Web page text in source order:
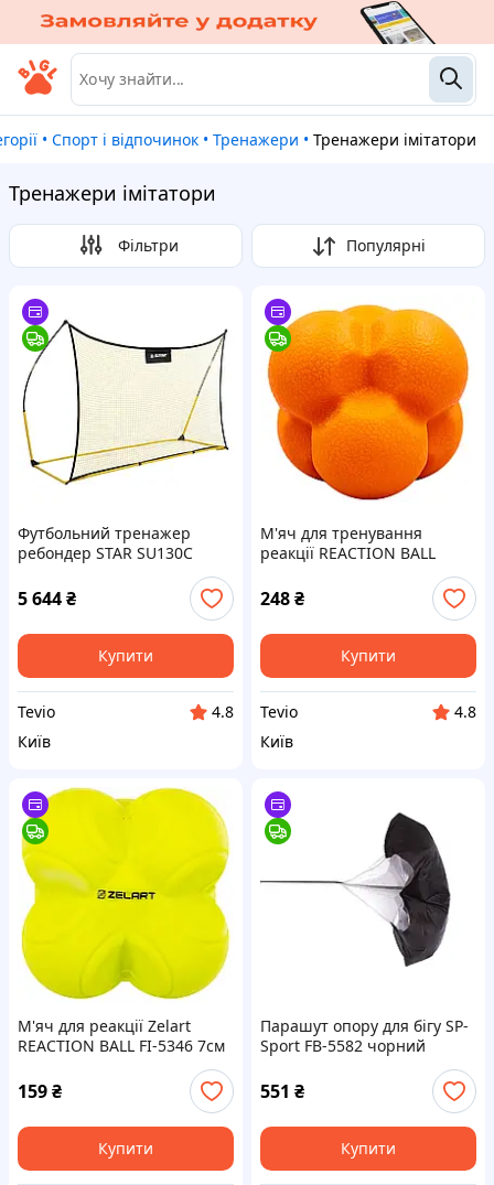
• Спорт і відпочинок • Тренажери • Тренажери імітатори
Тренажери імітатори
Фільтри Популярні
Футбольний тренажер
ребондер STAR SU130C
чорний для відпрацювання
ударів 2,44 х 1,52м
5 644₴
Купити
Tevio
4.8
Київ
М'яч для тренування
реакції REACTION BALL
Zelart FI-8235 оранжевий
для розвитку швидкості
248₴
Купити
Tevio
4.8
Київ
М'яч для реакції Zelart
REACTION BALL FI-5346 7см
Салатовий для тренувань
159₴
Купити
Парашут опору для бігу SP-
Sport FB-5582 чорний
140х140см для тренування
швидкості та витривалості
551 ₴
Купити